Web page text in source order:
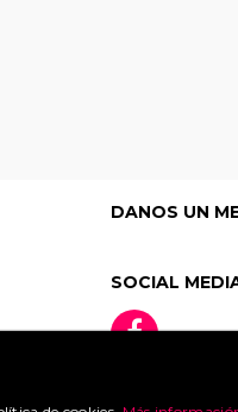
DANOS UN
SOCIAL